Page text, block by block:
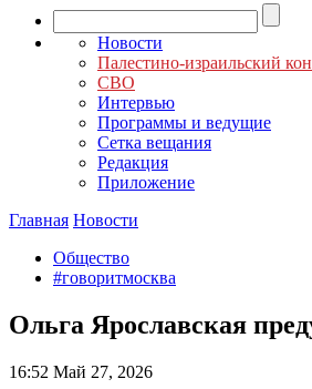
Новости
Палестино-израильский
СВО
Интервью
Программы и ведущие
Сетка вещания
Редакция
Приложение
Главная Новости
Общество
#говоритмосква
Ольга Ярославская
16:52 Май 27, 2026